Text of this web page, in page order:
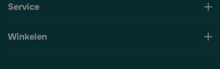
Service
Winkelen